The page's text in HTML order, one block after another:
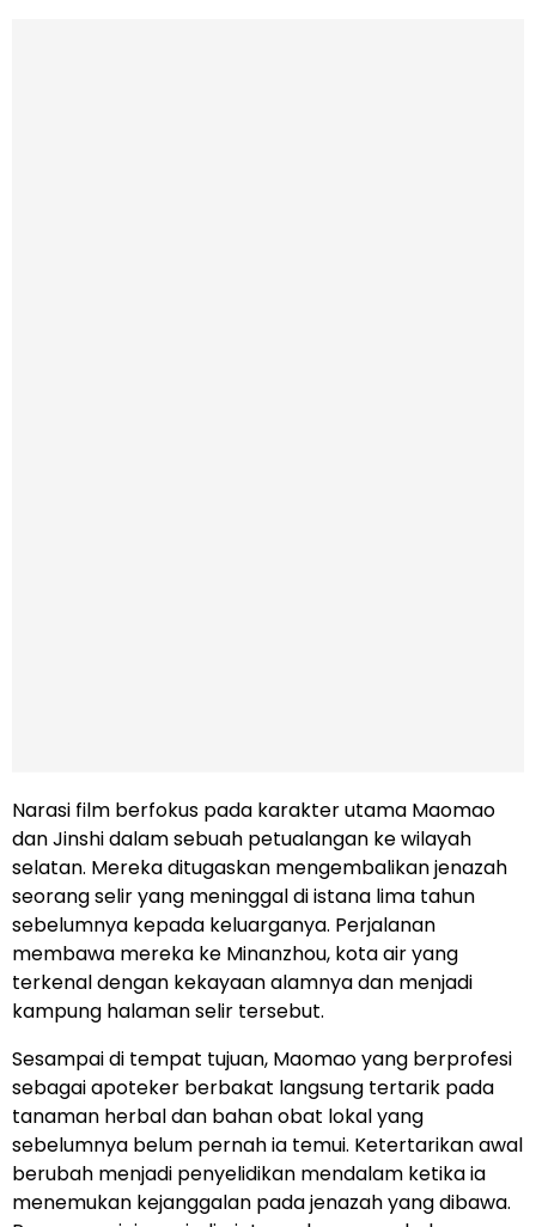
Narasi film berfokus pada karakter utama Maomao
dan Jinshi dalam sebuah petualangan ke wilayah
selatan. Mereka ditugaskan mengembalikan jenazah
seorang selir yang meninggal di istana lima tahun
sebelumnya kepada keluarganya. Perjalanan
membawa mereka ke Minanzhou, kota air yang
terkenal dengan kekayaan alamnya dan menjadi
kampung halaman selir tersebut.
Sesampai di tempat tujuan, Maomao yang berprofesi
sebagai apoteker berbakat langsung tertarik pada
tanaman herbal dan bahan obat lokal yang
sebelumnya belum pernah ia temui. Ketertarikan awal
berubah menjadi penyelidikan mendalam ketika ia
menemukan kejanggalan pada jenazah yang dibawa.